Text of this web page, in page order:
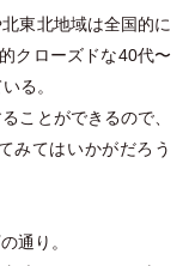
東北地域は全国的に
クローズドな40代〜
る。
ことができるので、
みてはいかがだろう
通り。